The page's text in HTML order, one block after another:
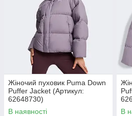
Жіночий пуховик Puma Down
Puffer Jacket (Артикул:
62648730)
В наявності
В